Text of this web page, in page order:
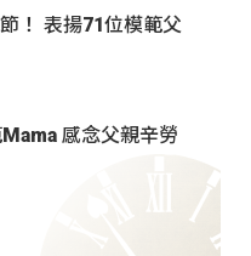
！ 表揚71位模範父
感念父親辛勞